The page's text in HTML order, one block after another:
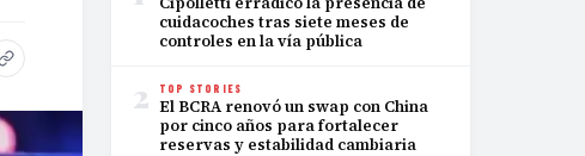
cuidacoches tras siete meses de
controles en la vía pública
2 TOP STORIES
El BCRA renovó un swap con China
por cinco años para fortalecer
reservas y estabilidad cambiaria